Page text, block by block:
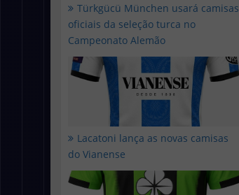
Türkgücü München usará camisas
oficiais da seleção turca no
Campeonato Alemão
Lacatoni lança as novas camisas
do Vianense